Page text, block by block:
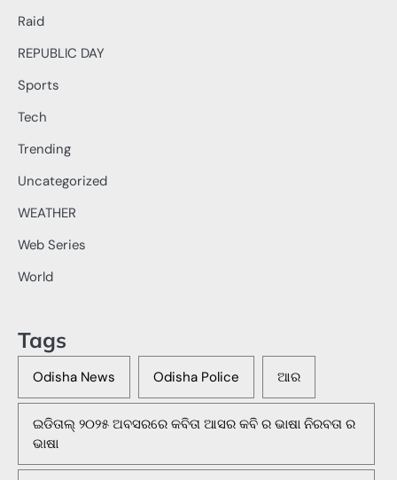
Raid
REPUBLIC DAY
Sports
Tech
Trending
Uncategorized
WEATHER
Web Series
World
Tags
Odisha News Odisha Police ଆର
ଇଡିତାଲ୍ ୨୦୨୫ ଅବସରରେ କବିତା ଆସର କବି ର ଭାଷା ନିରବତା ର
ଭାଷା